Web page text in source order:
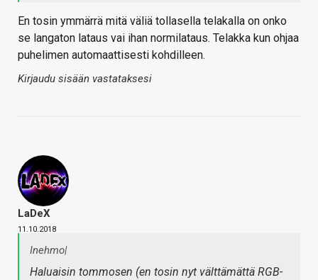
En tosin ymmärrä mitä väliä tollasella telakalla on onko
se langaton lataus vai ihan normilataus. Telakka kun ohjaa
puhelimen automaattisesti kohdilleen.
Kirjaudu sisään vastataksesi
LaDeX
11.10.2018
Inehmo|
Haluaisin tommosen (en tosin nyt välttämättä RGB-